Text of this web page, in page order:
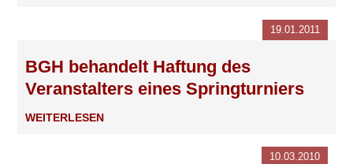
BGH behandelt Haftung des
Veranstalters eines Springturniers
19.01.2011
WEITERLESEN
10.03.2010